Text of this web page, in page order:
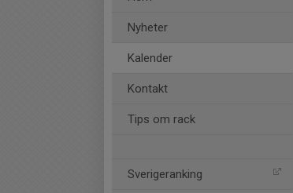
Nyheter
Kalender
Kontakt
Tips om rack
Sverigeranking